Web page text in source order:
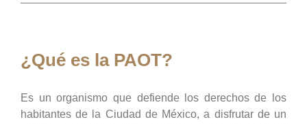
¿Qué es la PAOT?
Es un organismo que defiende los derechos de los
habitantes de la Ciudad de México, a disfrutar de un